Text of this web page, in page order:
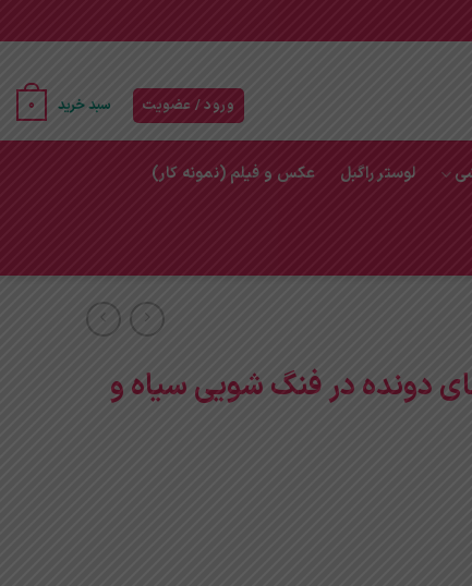
ورود / عضویت سبد خرید 0
لوستر راگبل عکس و فیلم (نمونه کار)
دونده در فنگ شویی سیاه و